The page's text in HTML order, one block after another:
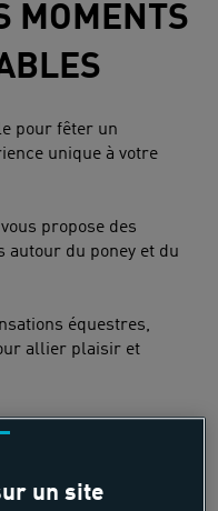
MOMENTS
pour fêter un
unique à votre
vous propose des
autour du poney et du
équestres,
allier plaisir et
un site